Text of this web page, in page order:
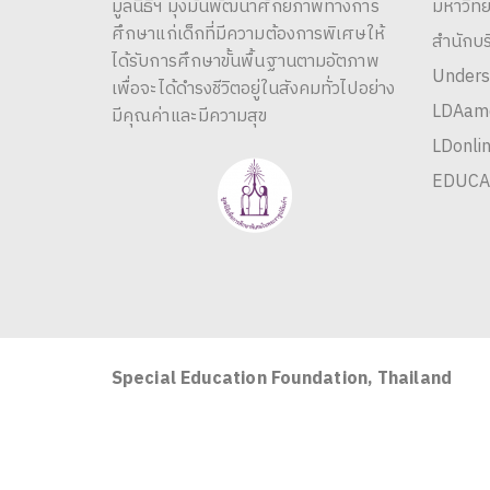
มูลนิธิฯ มุ่งมั่นพัฒนาศักยภาพทางการ
ศึกษาแก่เด็กที่มีความต้องการพิเศษให้
ได้รับการศึกษาขั้นพื้นฐานตามอัตภาพ
เพื่อจะได้ดำรงชีวิตอยู่ในสังคมทั่วไปอย่าง
มีคุณค่าและมีความสุข
มหาวิท
สำนักบ
EDUCA
Special Education Foundation, Thailand